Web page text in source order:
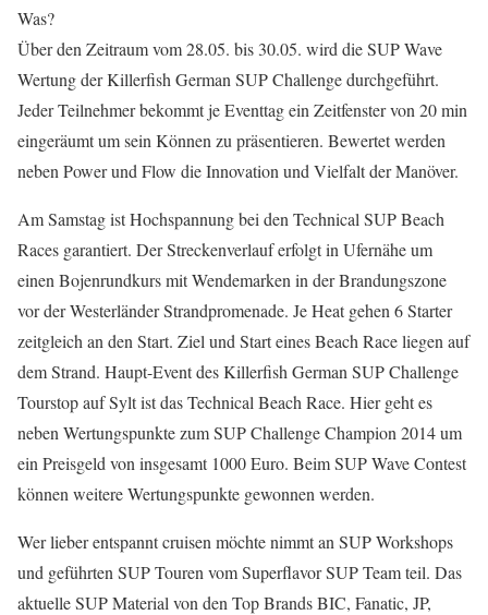
Was?
Über den Zeitraum vom 28.05. bis 30.05. wird die SUP Wave
Wertung der Killerfish German SUP Challenge durchgeführt.
Jeder Teilnehmer bekommt je Eventtag ein Zeitfenster von 20 min
eingeräumt um sein Können zu präsentieren. Bewertet werden
neben Power und Flow die Innovation und Vielfalt der Manöver.
Am Samstag ist Hochspannung bei den Technical SUP Beach
Races garantiert. Der Streckenverlauf erfolgt in Ufernähe um
einen Bojenrundkurs mit Wendemarken in der Brandungszone
vor der Westerländer Strandpromenade. Je Heat gehen 6 Starter
zeitgleich an den Start. Ziel und Start eines Beach Race liegen auf
dem Strand. Haupt-Event des Killerfish German SUP Challenge
Tourstop auf Sylt ist das Technical Beach Race. Hier geht es
neben Wertungspunkte zum SUP Challenge Champion 2014 um
ein Preisgeld von insgesamt 1000 Euro. Beim SUP Wave Contest
können weitere Wertungspunkte gewonnen werden.
Wer lieber entspannt cruisen möchte nimmt an SUP Workshops
und geführten SUP Touren vom Superflavor SUP Team teil. Das
aktuelle SUP Material von den Top Brands BIC, Fanatic, JP,